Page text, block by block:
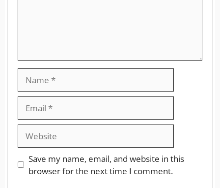
Save my name, email, and website in this
browser for the next time I comment.